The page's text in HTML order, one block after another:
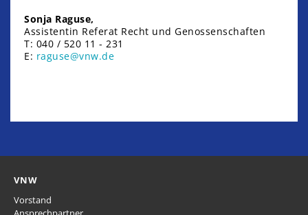
Sonja Raguse,
Assistentin Referat Recht und Genossenschaften
T: 040 / 520 11 - 231
E: raguse@vnw.de
VNW
Vorstand